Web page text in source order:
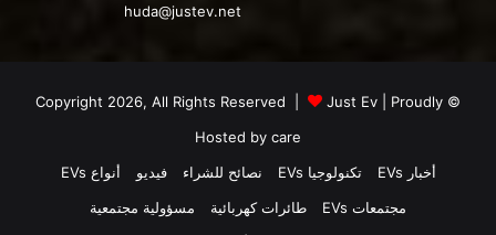
huda@justev.net
© Copyright 2026, All Rights Reserved |
Just Ev | Proudly
Hosted by care
أخبار EVs
تكنولوجيا EVs نصائح للشراء فيديو
أنواع EVs
مجتمعات EVs
طائرات كهربائية
مسؤولية مجتمعية